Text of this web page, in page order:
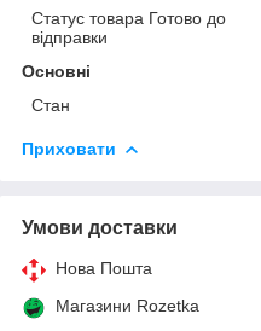
Статус товара Готово до
відправки
Основні
Стан
Приховати
Умови доставки
Нова Пошта
Магазини Rozetka